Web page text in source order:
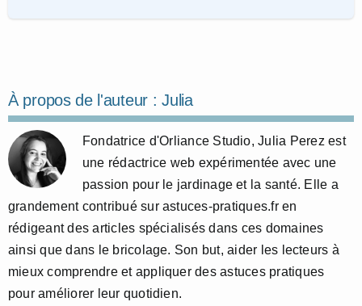
À propos de l'auteur :Julia
Fondatrice d'Orliance Studio, Julia Perez est
une rédactrice web expérimentée avec une
passion pour le jardinage et la santé. Elle a
grandement contribué sur astuces-pratiques.fr en
rédigeant des articles spécialisés dans ces domaines
ainsi que dans le bricolage. Son but, aider les lecteurs à
mieux comprendre et appliquer des astuces pratiques
pour améliorer leur quotidien.